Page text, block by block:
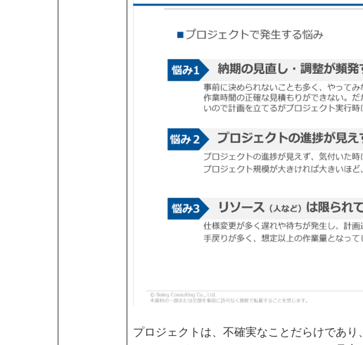
プロジェクトは、不確実なことだらけであ